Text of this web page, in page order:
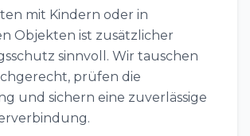
mit Kindern oder in
Objekten ist zusätzlicher
sinnvoll. Wir tauschen
prüfen die
und sichern eine zuverlässige